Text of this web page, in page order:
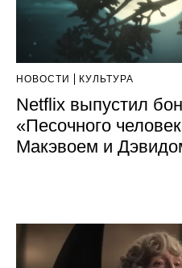
НОВОСТИ КУЛЬТУРА
Netflix выпустил
«Песочного
Макэвоем и